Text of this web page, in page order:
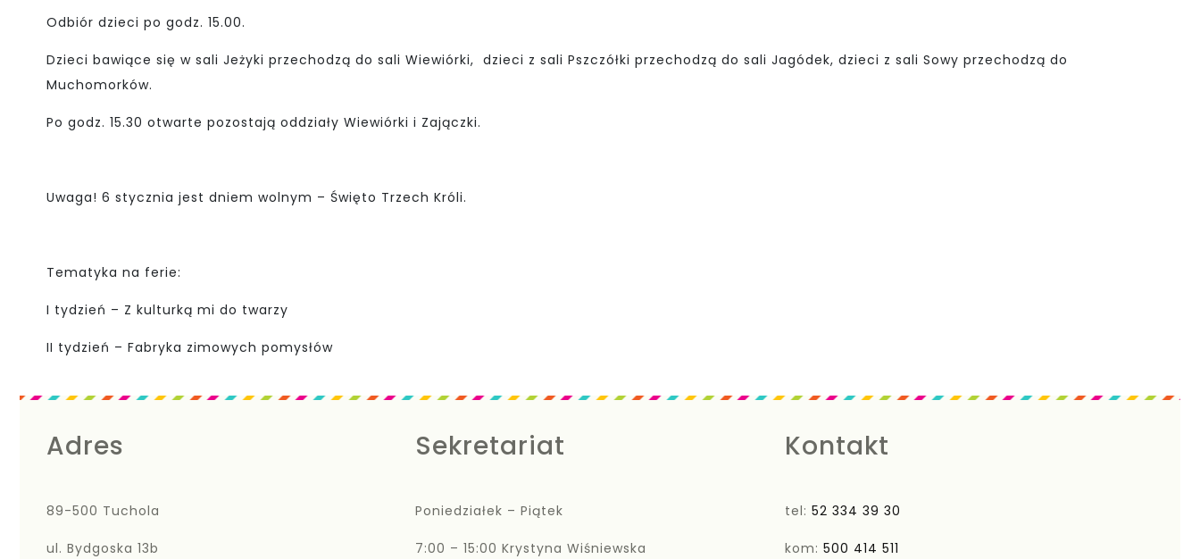
Odbiór dzieci po godz. 15.00.
Dzieci bawiące się w sali Jeżyki przechodzą do sali Wiewiórki, dzieci z sali Pszczółki przechodzą do sali Jagódek, dzieci z sali Sowy przechodzą do
Muchomorków.
Po godz. 15.30 otwarte pozostają oddziały Wiewiórki i Zajączki.
Uwaga! 6 stycznia jest dniem wolnym – Święto Trzech Króli.
Tematyka na ferie:
I tydzień – Z kulturką mi do twarzy
II tydzień – Fabryka zimowych pomysłów
Adres
89-500 Tuchola
ul. Bydgoska 13b
Sekretariat
Poniedziałek – Piątek
7:00 – 15:00 Krystyna Wiśniewska
Kontakt
tel: 52 334 39 30
kom: 500 414 511